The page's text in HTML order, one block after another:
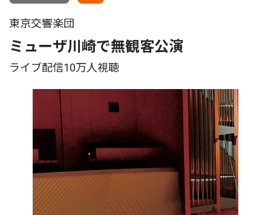
東京交響楽団
ミューザ川崎で無観客公演
ライブ配信10万人視聴